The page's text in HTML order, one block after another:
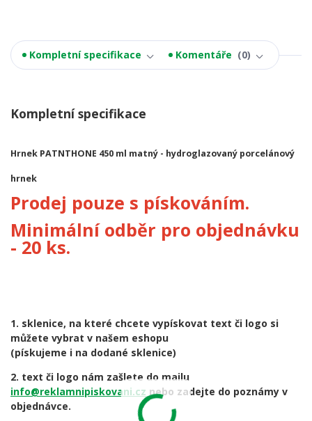
Kompletní specifikace Komentáře 0
Kompletní specifikace
Hrnek PATNTHONE 450 ml matný - hydroglazovaný porcelánový
hrnek
Prodej pouze s pískováním.
Minimální odběr pro objednávku
- 20 ks.
1. sklenice, na které chcete vypískovat text či logo si
můžete vybrat v našem eshopu
(pískujeme i na dodané sklenice)
2. text či logo nám zašlete do mailu
info@reklamnipiskovani.cz nebo zadejte do poznámy v
objednávce.